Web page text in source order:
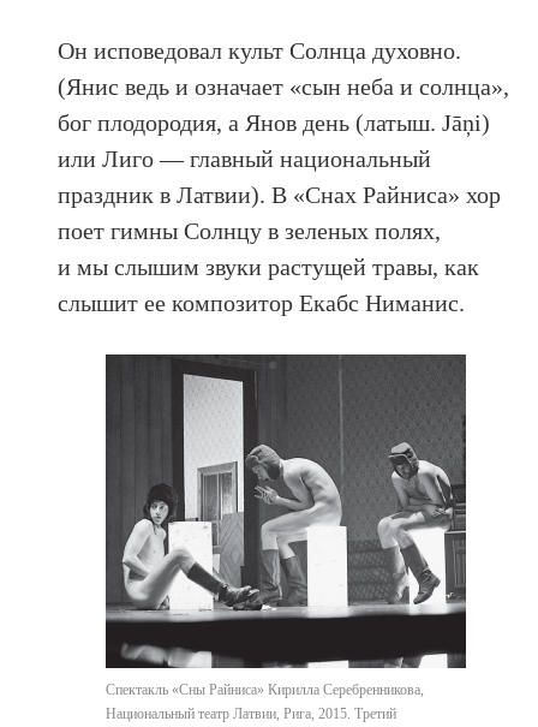
Он исповедовал культ Солнца духовно.
(Янис ведь и означает «сын неба и солнца»,
бог плодородия, а Янов день (латыш. Jāņi)
или Лиго — главный национальный
праздник в Латвии). В «Снах Райниса» хор
поет гимны Солнцу в зеленых полях,
и мы слышим звуки растущей травы, как
слышит ее композитор Екабс Ниманис.
Спектакль «Сны Райниса» Кирилла Серебренникова,
Национальный театр Латвии, Рига, 2015. Третий